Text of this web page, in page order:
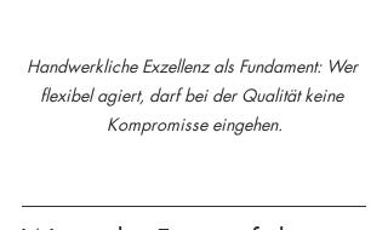
Handwerkliche Exzellenz als Fundament: Wer
flexibel agiert, darf bei der Qualität keine
Kompromisse eingehen.